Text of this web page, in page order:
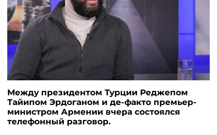
Между президентом Турции Реджепом
Тайипом Эрдоганом и де-факто премьер-
министром Армении вчера состоялся
телефонный разговор.